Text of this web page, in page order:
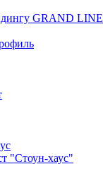
GRAND LINE
"Стоун-хаус"